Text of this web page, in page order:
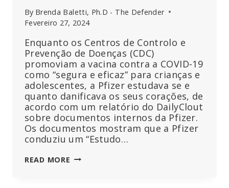
By Brenda Baletti, Ph.D - The Defender
Fevereiro 27, 2024
Enquanto os Centros de Controlo e
Prevenção de Doenças (CDC)
promoviam a vacina contra a COVID-19
como “segura e eficaz” para crianças e
adolescentes, a Pfizer estudava se e
quanto danificava os seus corações, de
acordo com um relatório do DailyClout
sobre documentos internos da Pfizer.
Os documentos mostram que a Pfizer
conduziu um “Estudo…
READ MORE A